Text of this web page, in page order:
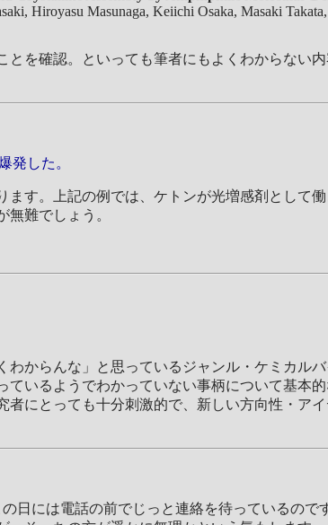
Hiroyasu Masunaga, Keiichi Osaka, Masaki
を確認。といっても筆者にもよくわからない
発した。
す。上記の例では、ケトンが光増感剤として
難でしょう。
からんな」と思っているジャンル・ケミカルバ
いるようでわかっていない事柄について基本
にとっても十分刺激的で、新しい方向性・ア
日には電話の前でじっと連絡を待っているので